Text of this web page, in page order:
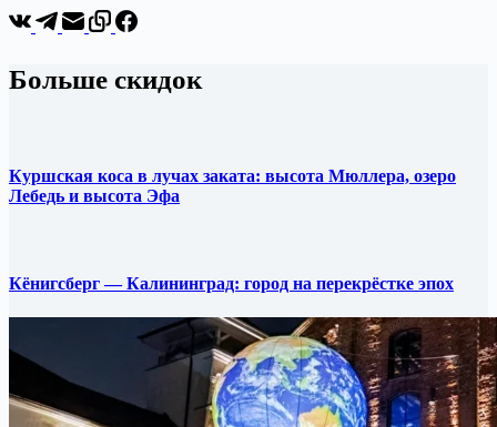
Больше скидок
Куршская коса в лучах заката: высота Мюллера, озеро
Лебедь и высота Эфа
Кёнигсберг — Калининград: город на перекрёстке эпох